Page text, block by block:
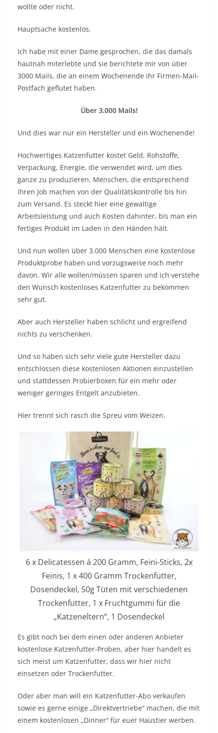
wollte oder nicht.
Hauptsache kostenlos.
Ich habe mit einer Dame gesprochen, die das damals
hautnah miterlebte und sie berichtete mir von über
3000 Mails, die an einem Wochenende ihr Firmen-Mail-
Postfach geflutet haben.
Über 3.000 Mails!
Und dies war nur ein Hersteller und ein Wochenende!
Hochwertiges Katzenfutter kostet Geld, Rohstoffe,
Verpackung, Energie, die verwendet wird, um dies
ganze zu produzieren. Menschen, die entsprechend
ihren Job machen von der Qualitätskontrolle bis hin
zum Versand. Es steckt hier eine gewaltige
Arbeitsleistung und auch Kosten dahinter, bis man ein
fertiges Produkt im Laden in den Händen hält.
Und nun wollen über 3.000 Menschen eine kostenlose
Produktprobe haben und vorzugsweise noch mehr
davon. Wir alle wollen/müssen sparen und ich verstehe
den Wunsch kostenloses Katzenfutter zu bekommen
sehr gut.
Aber auch Hersteller haben schlicht und ergreifend
nichts zu verschenken.
Und so haben sich sehr viele gute Hersteller dazu
entschlossen diese kostenlosen Aktionen einzustellen
und stattdessen Probierboxen für ein mehr oder
weniger geringes Entgelt anzubieten.
Hier trennt sich rasch die Spreu vom Weizen.
6 x Delicatessen á 200 Gramm, Feini-Sticks, 2x
Feinis, 1 x 400 Gramm Trockenfutter,
Dosendeckel, 50g Tüten mit verschiedenen
Trockenfutter, 1 x Fruchtgummi für die
„Katzeneltern“, 1 Dosendeckel
Es gibt noch bei dem einen oder anderen Anbieter
kostenlose Katzenfutter-Proben, aber hier handelt es
sich meist um Katzenfutter, dass wir hier nicht
einsetzen oder Trockenfutter.
Oder aber man will ein Katzenfutter-Abo verkaufen
sowie es gerne einige „Direktvertriebe“ machen, die mit
einem kostenlosen „Dinner“ für euer Haustier werben.